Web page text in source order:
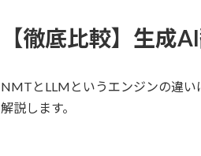
【徹底比較】生成
NMTとLLMというエンジンの違い
解説します。